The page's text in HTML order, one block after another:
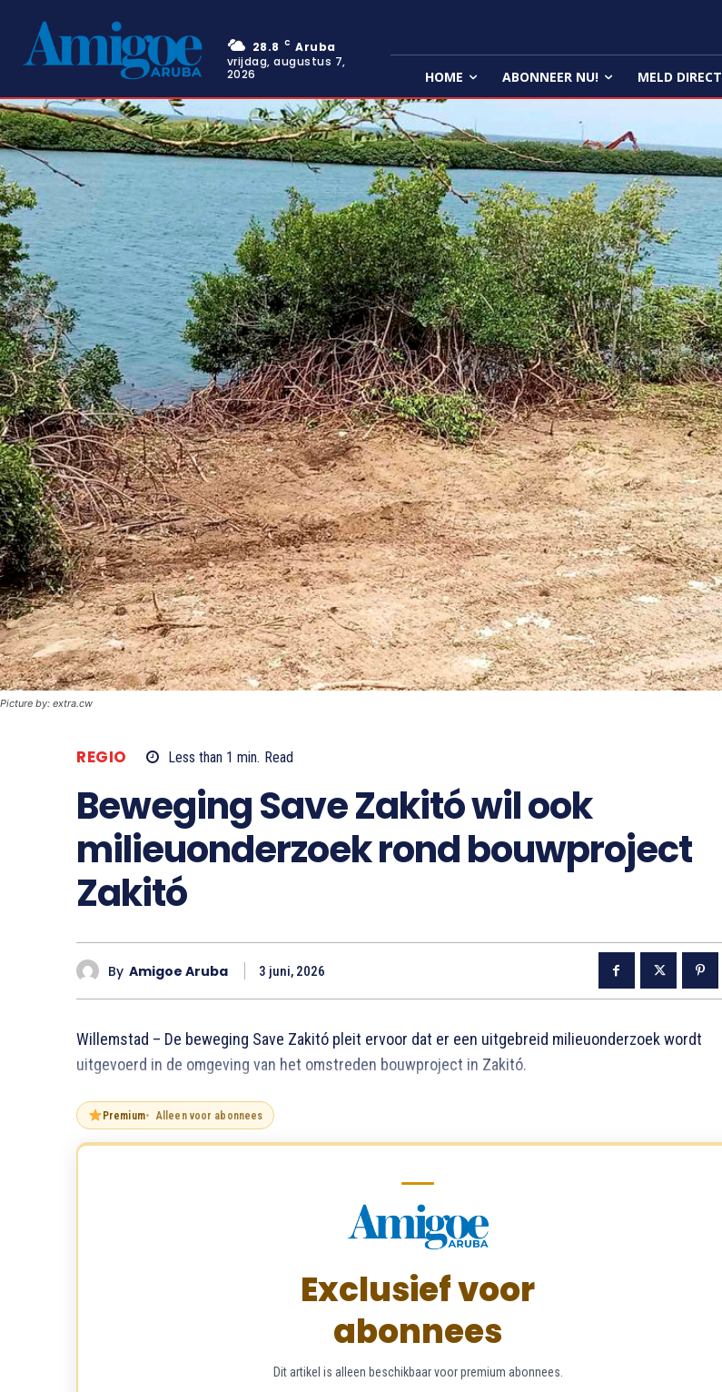
28.8 C Aruba
vrijdag, augustus 7,
2026
HOME ABONNEER NU! MELD DIRECT
Picture by: extra.cw
REGIO Less than 1 min. Read
Beweging Save Zakitó wil ook
milieuonderzoek rond bouwproject
Zakitó
By Amigoe Aruba 3 juni, 2026
Willemstad – De beweging Save Zakitó pleit ervoor dat er een uitgebreid milieuonderzoek wordt
uitgevoerd in de omgeving van het omstreden bouwproject in Zakitó.
Premium Alleen voor abonnees
Exclusief voor
abonnees
Dit artikel is alleen beschikbaar voor premium abonnees.